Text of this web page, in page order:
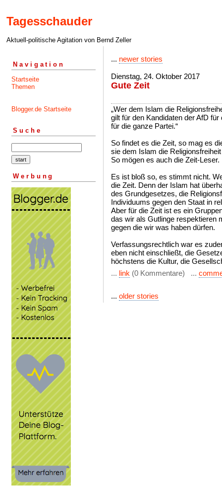
Tagesschauder
Aktuell-politische Agitation von Bernd Zeller
Navigation
Startseite
Themen
Blogger.de Startseite
Suche
Werbung
... newer stories
Dienstag, 24. Oktober 2017
Gute Zeit
„Wer dem Islam die
gilt für den Kandidaten der AfD
für die ganze Partei.“
So findet es die Zeit, so mag es
sie dem Islam die
So mögen es auch die Zeit-Leser.
Es ist bloß so, es stimmt nicht.
die Zeit. Denn der Islam hat
des Grundgesetzes, die
Individuums gegen den Staat in
Aber für die Zeit ist es ein
das wir als Gutlinge respektieren
gegen die wir was haben dürfen.
Verfassungsrechtlich war es
eben nicht einschließt, die
höchstens die Kultur, die
... link (0 Kommentare) ...
... older stories